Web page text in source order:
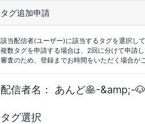
タグ追加申請
該当配信者(ユーザー)に該当するタグを選択し
複数タグを申請する場合は、2回に分けて申請
審査のため、登録までお時間をいただく場合が
配信者名： あんど🥞-&amp;-
タグ選択